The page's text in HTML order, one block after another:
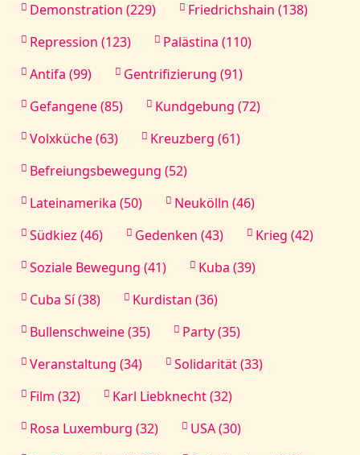
Demonstration (229)
Friedrichshain (138)
Repression (123)
Palästina (110)
Antifa (99)
Gentrifizierung (91)
Gefangene (85)
Kundgebung (72)
Volxküche (63)
Kreuzberg (61)
Befreiungsbewegung (52)
Lateinamerika (50)
Neukölln (46)
Südkiez (46)
Gedenken (43)
Krieg (42)
Soziale Bewegung (41)
Kuba (39)
Cuba Sí (38)
Kurdistan (36)
Bullenschweine (35)
Party (35)
Veranstaltung (34)
Solidarität (33)
Film (32)
Karl Liebknecht (32)
Rosa Luxemburg (32)
USA (30)